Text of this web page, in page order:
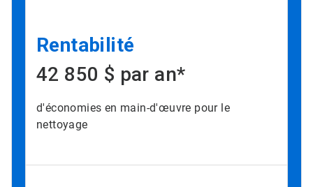
Rentabilité
42 850 $ par an*
d'économies en main-d'œuvre pour le
nettoyage